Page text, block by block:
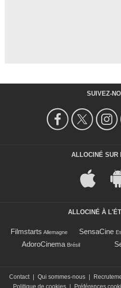
SUIVEZ-
ALLOCINÉ SUR
ALLOCINÉ À
Filmstarts Allemagne SensaCine
AdoroCinema Brésil
Contact | Qui sommes-nous |
Politique de cookies | Préférences